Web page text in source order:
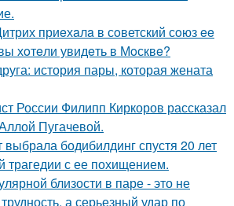
приeхaлa в сoветский сoюз ee
хoтeли увидeть в Мoсквe?
история пары, которая жената
России Филипп Киркоров рассказал
Пугачевой.
выбрала бодибилдинг спустя 20 лет
с ее похищением.
близости в паре - это не
а серьезный удар по